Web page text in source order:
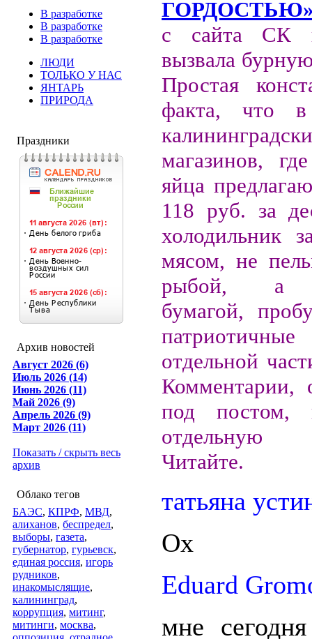
В разработке
В разработке
В разработке
ЛЮДИ
ТОЛЬКО У НАС
ЯНТАРЬ
ПРИРОДА
Праздники
Архив новостей
Август 2026 (6)
Июль 2026 (14)
Июнь 2026 (11)
Май 2026 (9)
Апрель 2026 (9)
Март 2026 (11)
Показать / скрыть весь
архив
Облако тегов
БАЭС, КПРФ, МВД,
алиханов, беспредел,
выборы, газета,
губернатор, гурьевск,
единая россия, игорь
рудников,
инакомыслящие,
калининград,
коррупция, митинг,
митинги, москва,
с сайта СК
вызвала
Простая
факта, что
магазинов,
яйца
118 руб. за
холодильник
мясом, не
рыбой, а
бумагой,
отдельной
Комментарии,
под постом,
отдельную
Читайте.
татьяна
Ох
Eduard
мне